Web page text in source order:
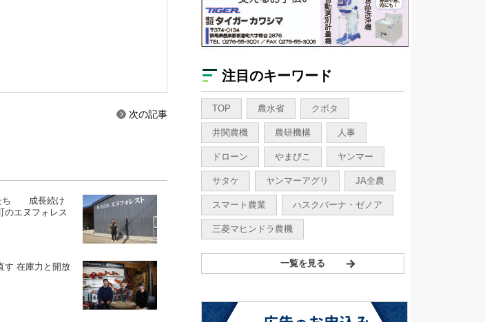
次の記事
ち 成長続け
のエヌフォレス
す 在庫力と開放
注目のキーワード
TOP 農水省 クボタ
井関農機 農研機構 人事
ドローン やまびこ ヤンマー
サタケ ヤンマーアグリ JA全農
スマート農業 ハスクバーナ・ゼノア
三菱マヒンドラ農機
一覧を見る